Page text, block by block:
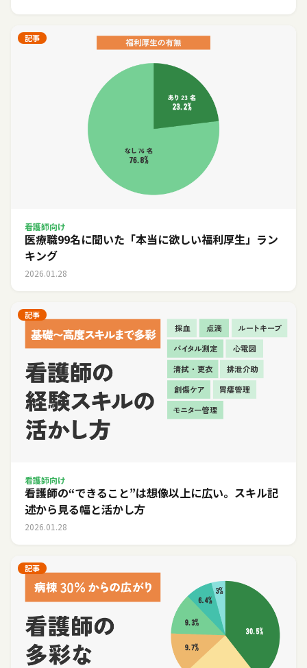
記事
看護師向け
医療職99名に聞いた「本当に欲しい福利厚生」ラン
キング
2026.01.28
記事
看護師向け
看護師の“できること”は想像以上に広い。スキル記
述から見る幅と活かし方
2026.01.28
記事